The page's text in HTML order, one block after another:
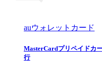
auウォレットカード
MasterCardプリペイドカ
行